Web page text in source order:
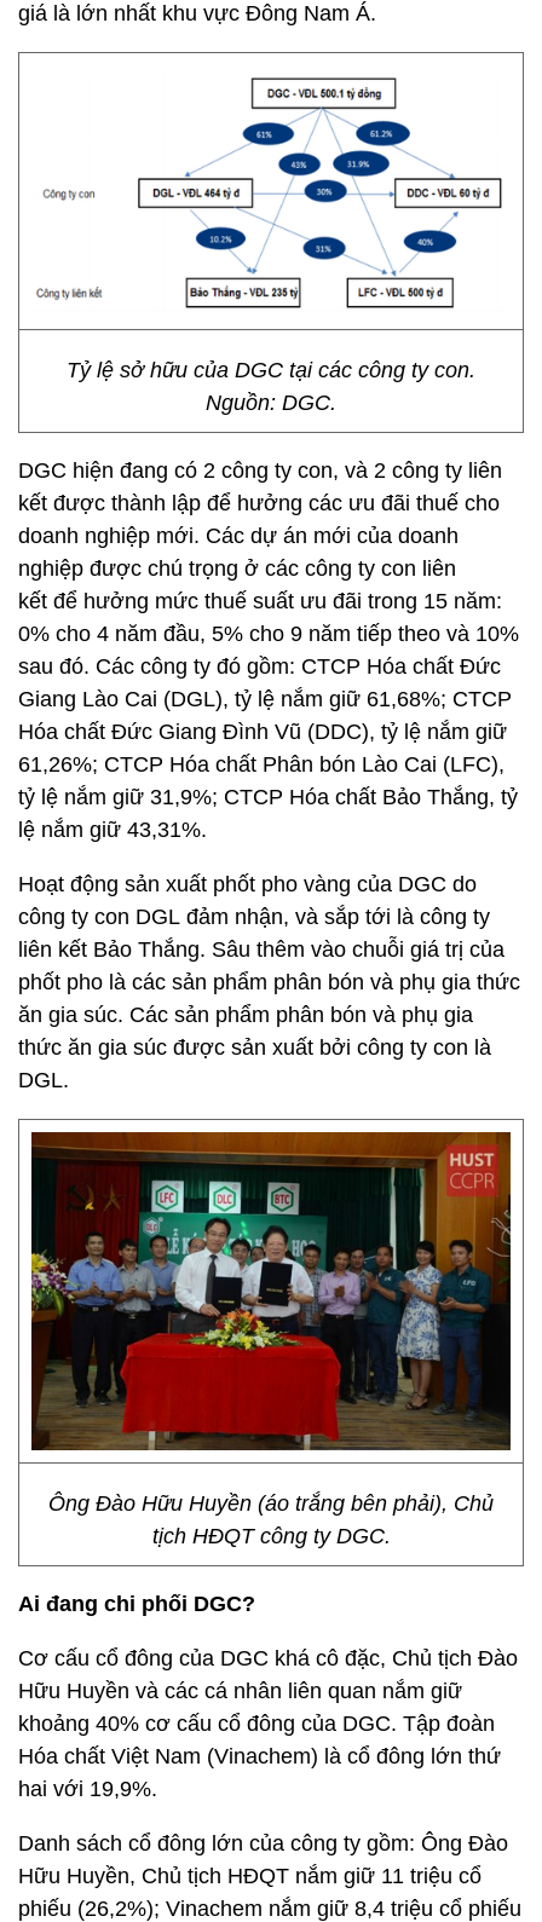
giá là lớn nhất khu vực Đông Nam Á.
Tỷ lệ sở hữu của DGC tại các công ty con.
Nguồn: DGC.
DGC hiện đang có 2 công ty con, và 2 công ty liên
kết được thành lập để hưởng các ưu đãi thuế cho
doanh nghiệp mới. Các dự án mới của doanh
nghiệp được chú trọng ở các công ty con liên
kết để hưởng mức thuế suất ưu đãi trong 15 năm:
0% cho 4 năm đầu, 5% cho 9 năm tiếp theo và 10%
sau đó. Các công ty đó gồm: CTCP Hóa chất Đức
Giang Lào Cai (DGL), tỷ lệ nắm giữ 61,68%; CTCP
Hóa chất Đức Giang Đình Vũ (DDC), tỷ lệ nắm giữ
61,26%; CTCP Hóa chất Phân bón Lào Cai (LFC),
tỷ lệ nắm giữ 31,9%; CTCP Hóa chất Bảo Thắng, tỷ
lệ nắm giữ 43,31%.
Hoạt động sản xuất phốt pho vàng của DGC do
công ty con DGL đảm nhận, và sắp tới là công ty
liên kết Bảo Thắng. Sâu thêm vào chuỗi giá trị của
phốt pho là các sản phẩm phân bón và phụ gia thức
ăn gia súc. Các sản phẩm phân bón và phụ gia
thức ăn gia súc được sản xuất bởi công ty con là
DGL.
Ông Đào Hữu Huyền (áo trắng bên phải), Chủ
tịch HĐQT công ty DGC.
Ai đang chi phối DGC?
Cơ cấu cổ đông của DGC khá cô đặc, Chủ tịch Đào
Hữu Huyền và các cá nhân liên quan nắm giữ
khoảng 40% cơ cấu cổ đông của DGC. Tập đoàn
Hóa chất Việt Nam (Vinachem) là cổ đông lớn thứ
hai với 19,9%.
Danh sách cổ đông lớn của công ty gồm: Ông Đào
Hữu Huyền, Chủ tịch HĐQT nắm giữ 11 triệu cổ
phiếu (26,2%); Vinachem nắm giữ 8,4 triệu cổ phiếu